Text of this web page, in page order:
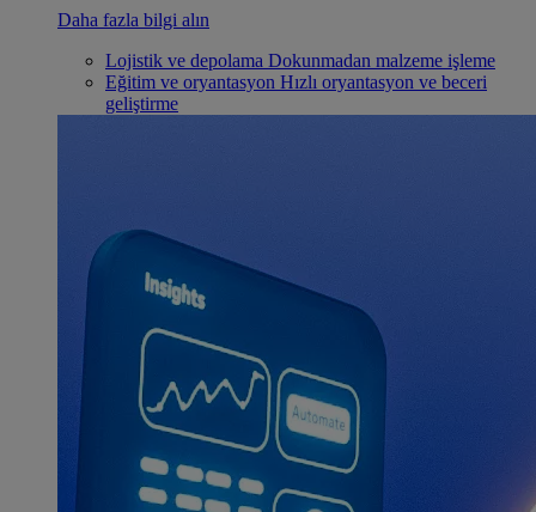
Daha fazla bilgi alın
Lojistik ve depolama Dokunmadan malzeme işleme
Eğitim ve oryantasyon Hızlı oryantasyon ve beceri
geliştirme